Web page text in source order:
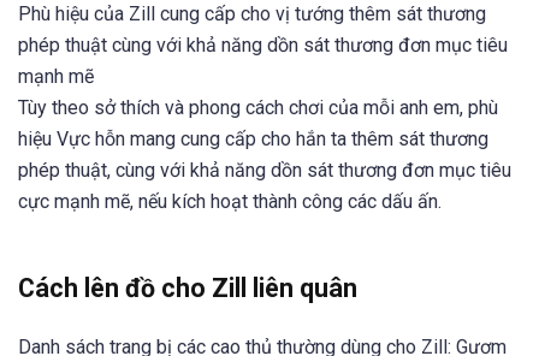
Phù hiệu của Zill cung cấp cho vị tướng thêm sát thương
phép thuật cùng với khả năng dồn sát thương đơn mục tiêu
mạnh mẽ
Tùy theo sở thích và phong cách chơi của mỗi anh em, phù
hiệu Vực hỗn mang cung cấp cho hắn ta thêm sát thương
phép thuật, cùng với khả năng dồn sát thương đơn mục tiêu
cực mạnh mẽ, nếu kích hoạt thành công các dấu ấn.
Cách lên đồ cho Zill liên quân
Danh sách trang bị các cao thủ thường dùng cho Zill: Gươm